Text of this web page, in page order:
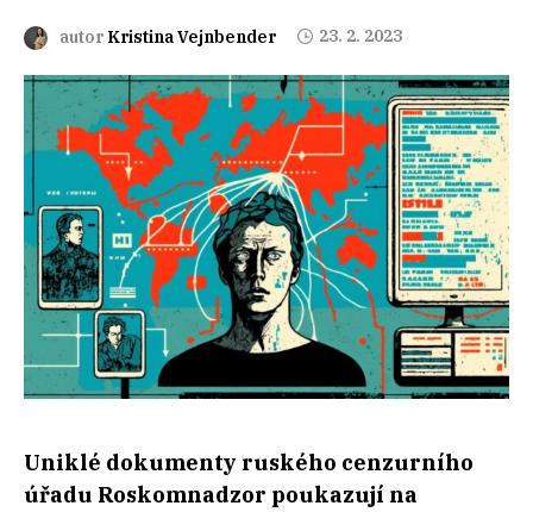
autor Kristina Vejnbender 23. 2. 2023
Uniklé dokumenty ruského cenzurního
úřadu Roskomnadzor poukazují na